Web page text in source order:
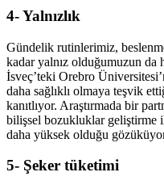
4- Yalnızlık
Gündelik rutinlerimiz,
kadar yalnız olduğumuzun da
İsveç’teki Orebro
daha sağlıklı olmaya teşvik
kanıtlıyor. Araştırmada bir
bilişsel bozukluklar geliştirme
daha yüksek olduğu
5- Şeker tüketimi